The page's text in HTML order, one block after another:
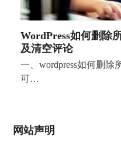
WordPress如何删除
及清空评论
一、wordpress如何删
可…
网站声明